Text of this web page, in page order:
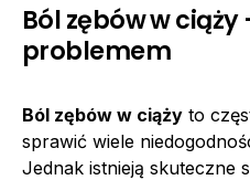
Ból zębów w
problemem
Ból zębów w ciąży to
sprawić wiele
Jednak istnieją skuteczne